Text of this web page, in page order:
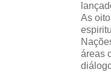
As
áreas